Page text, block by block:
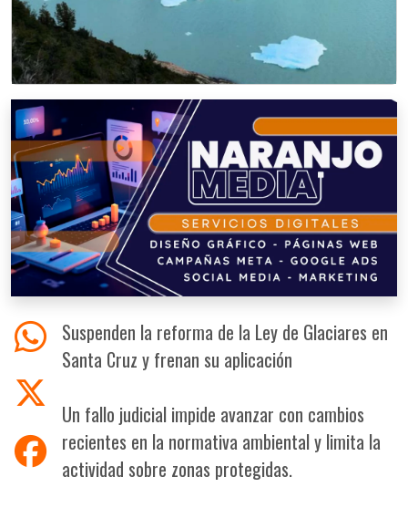
Suspenden la reforma de la Ley de Glaciares en
Santa Cruz y frenan su aplicación
Un fallo judicial impide avanzar con cambios
recientes en la normativa ambiental y limita la
actividad sobre zonas protegidas.